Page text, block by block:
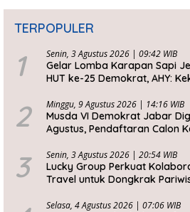
TERPOPULER
1 Senin, 3 Agustus 2026 | 09:42 WIB
Gelar Lomba Karapan Sapi
HUT ke-25 Demokrat, AHY:
Diwariskan
2 Minggu, 9 Agustus 2026 | 14:16 WIB
Musda VI Demokrat Jabar
Agustus, Pendaftaran Calon
3 Senin, 3 Agustus 2026 | 20:54 WIB
Lucky Group Perkuat
Travel untuk Dongkrak
Selasa, 4 Agustus 2026 | 07:06 WIB